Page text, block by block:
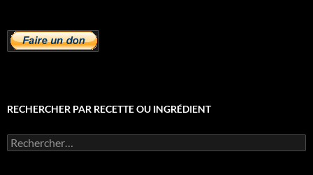
RECHERCHER PAR RECETTE OU INGRÉDIENT
Rechercher :